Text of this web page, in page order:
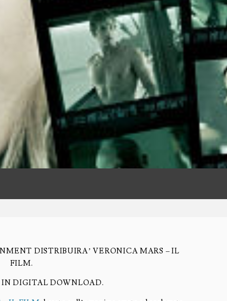
DISTRIBUIRA’ VERONICA MARS – IL
FILM.
IN DIGITAL DOWNLOAD.